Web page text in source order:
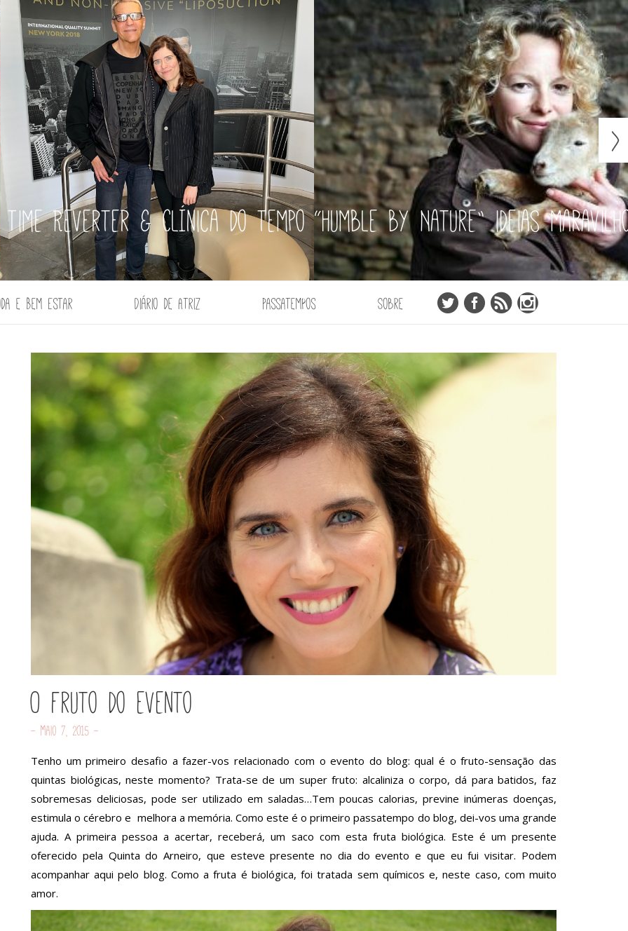
Time Reverter & Clínica do tempo “Humble by Nature” ideias
e Bem Estar Diário de Atriz Passatempos Sobre
O fruto do evento
- Maio 7, 2015 -
Tenho um primeiro desafio a fazer-vos relacionado com o evento do blog: qual é o fruto-sensação das
quintas biológicas, neste momento? Trata-se de um super fruto: alcaliniza o corpo, dá para batidos, faz
sobremesas deliciosas, pode ser utilizado em saladas…Tem poucas calorias, previne inúmeras doenças,
estimula o cérebro e melhora a memória. Como este é o primeiro passatempo do blog, dei-vos uma grande
ajuda. A primeira pessoa a acertar, receberá, um saco com esta fruta biológica. Este é um presente
oferecido pela Quinta do Arneiro, que esteve presente no dia do evento e que eu fui visitar. Podem
acompanhar aqui pelo blog. Como a fruta é biológica, foi tratada sem químicos e, neste caso, com muito
amor.